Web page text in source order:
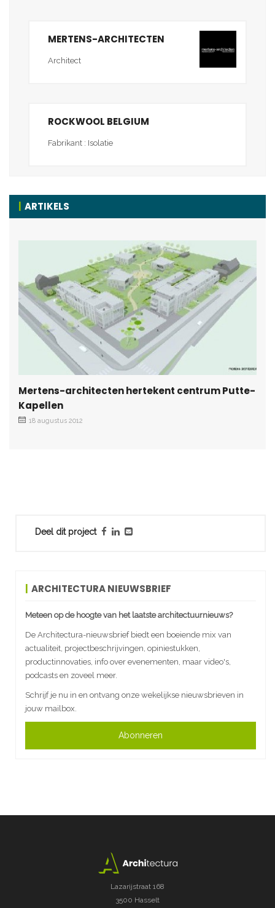
Deel dit project
ARCHITECTURA NIEUWSBRIEF
Meteen op de hoogte van het laatste architectuurnieuws?
De Architectura-nieuwsbrief biedt een boeiende mix van
actualiteit, projectbeschrijvingen, opiniestukken,
productinnovaties, info over evenementen, maar video's,
podcasts en zoveel meer.
Schrijf je nu in en ontvang onze wekelijkse nieuwsbrieven in
jouw mailbox.
Abonneren
MERTENS-ARCHITECTEN
Architect
ROCKWOOL BELGIUM
Fabrikant : Isolatie
ARTIKELS
Mertens-architecten hertekent centrum Putte-
Kapellen
18 augustus 2012
Lazarijstraat 168
3500 Hasselt